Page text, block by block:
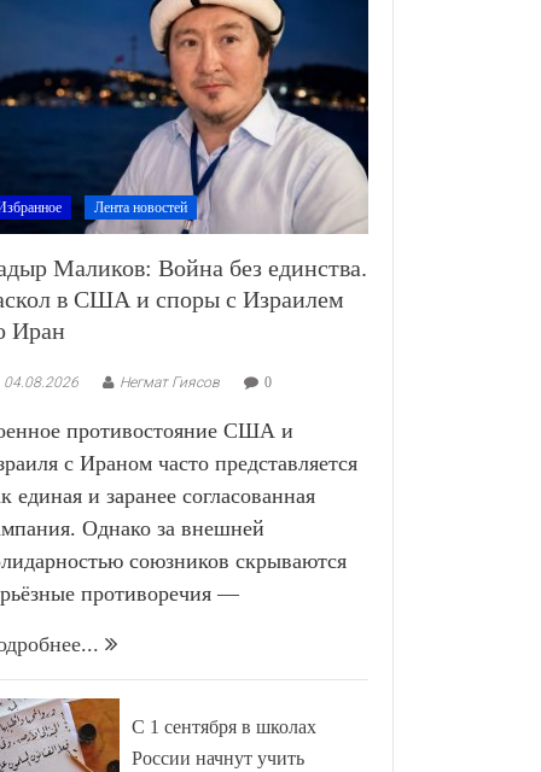
Лента новостей
Маликов: Война без единства.
в США и споры с Израилем
Иран
04.08.2026 Негмат Гиясов 0
противостояние США и
с Ираном часто представляется
единая и заранее согласованная
Однако за внешней
союзников скрываются
противоречия —
С 1 сентября в школах
России начнут учить